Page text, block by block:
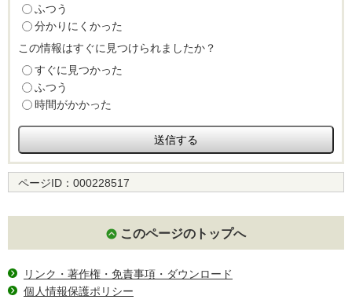
ふつう
分かりにくかった
この情報はすぐに見つけられましたか？
すぐに見つかった
ふつう
時間がかかった
ページID： 000228517
このページのトップへ
リンク・著作権・免責事項・ダウンロード
個人情報保護ポリシー